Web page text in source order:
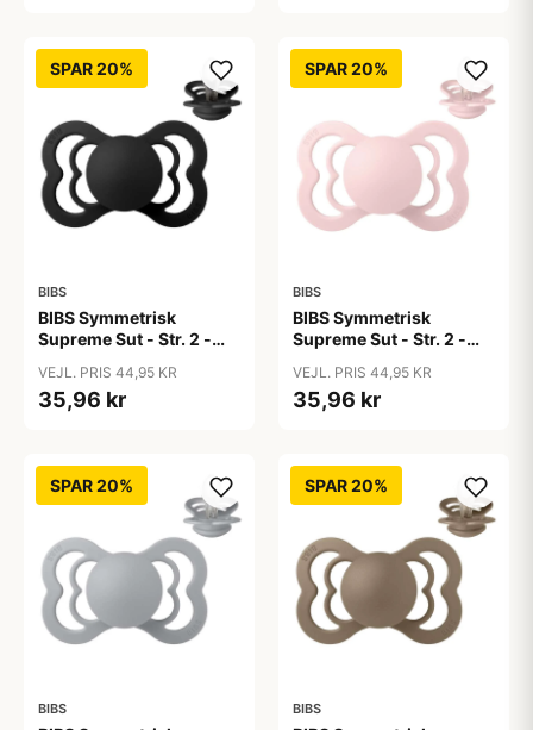
SPAR 20%
BIBS
BIBS Symmetrisk
Supreme Sut - Str. 2 -
VEJL. PRIS 44,95 KR
35,96 kr
SPAR 20%
BIBS
BIBS Symmetrisk
Supreme Sut - Str. 2 -
VEJL. PRIS 44,95 KR
35,96 kr
SPAR 20%
BIBS
SPAR 20%
BIBS